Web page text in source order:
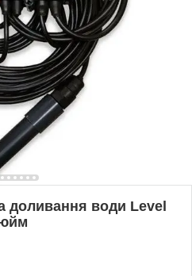
доливання води Level